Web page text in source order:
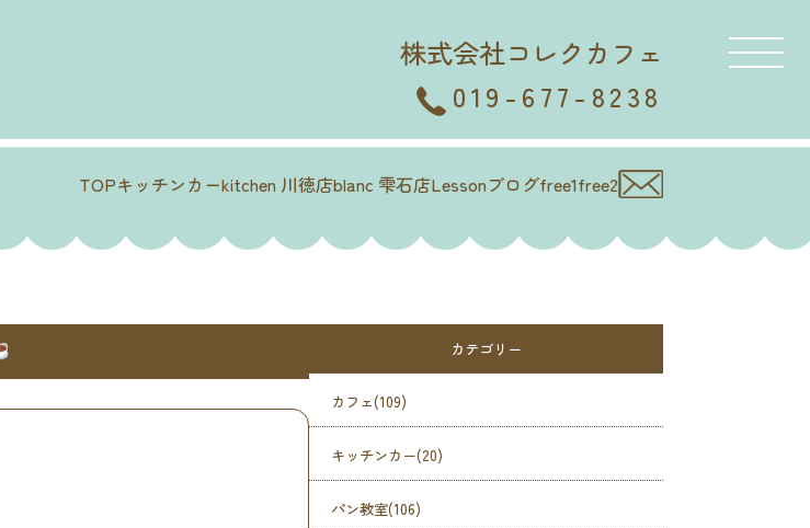
株式会社コレクカフェ
019-677-8238
TOPキッチンカーkitchen 川徳店blanc 雫石店Lessonブログfree1free2
カテゴリー
カフェ(109)
キッチンカー(20)
パン教室(106)